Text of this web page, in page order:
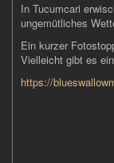
In Tucumcari
ungemütliches
Ein kurzer
Vielleicht gibt es
https://